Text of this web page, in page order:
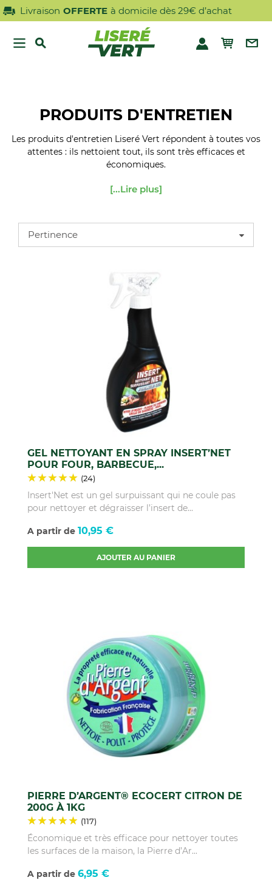
à domicile dès 29€ d’achat
PRODUITS D'ENTRETIEN
Les produits d'entretien Liseré Vert répondent à toutes vos
attentes : ils nettoient tout, ils sont très efficaces et
économiques.
[...Lire plus]
Pertinence
GEL NETTOYANT EN SPRAY INSERT’NET
POUR FOUR, BARBECUE,...
(24)
Insert'Net est un gel surpuissant qui ne coule pas
pour nettoyer et dégraisser l’insert de...
Prix
A partir de 10,95 €
AJOUTER AU PANIER
PIERRE D’ARGENT® ECOCERT CITRON DE
200G À 1KG
(117)
Économique et très efficace pour nettoyer toutes
les surfaces de la maison, la Pierre d’Ar...
Prix
A partir de 6,95 €